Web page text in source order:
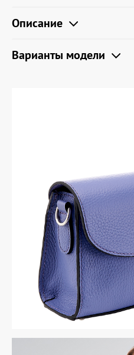
Описание
Варианты модели